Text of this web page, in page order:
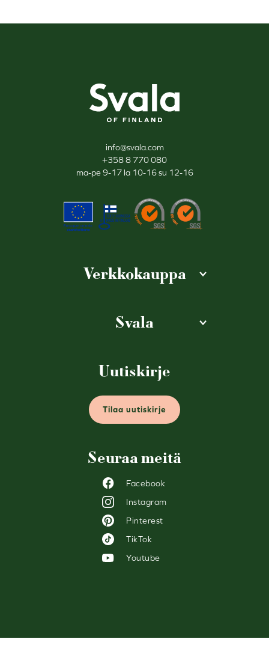
info@svala.com
+358 8 770 080
ma-pe 9-17 la 10-16 su 12-16
Verkkokauppa
Svala
Seuraa meitä
Facebook
Instagram
Pinterest
TikTok
Youtube
Uutiskirje
Tilaa uutiskirje